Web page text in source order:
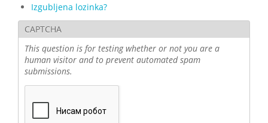
Izgubljena lozinka?
CAPTCHA
This question is for testing whether or not you are a
human visitor and to prevent automated spam
submissions.